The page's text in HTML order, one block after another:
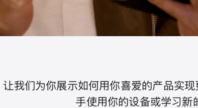
让我们为你展示如何用你喜爱的产品实现
手使用你的设备或学习新